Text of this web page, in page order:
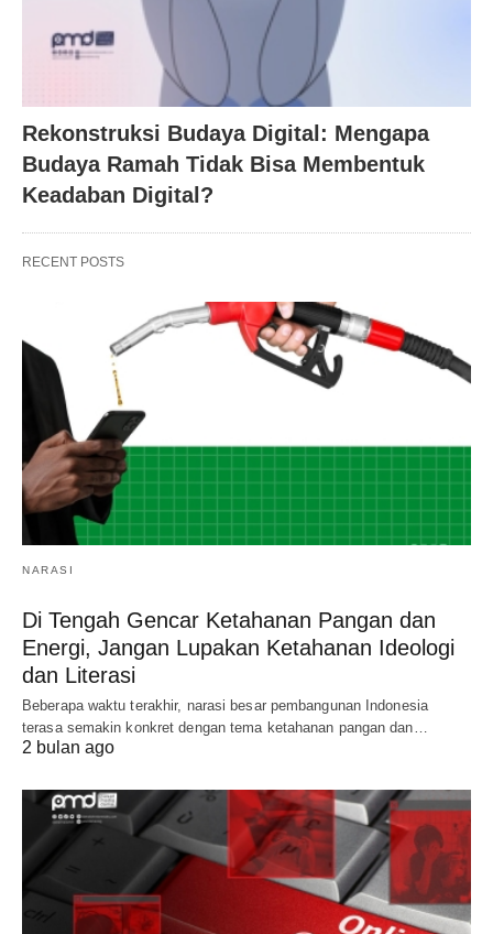
Rekonstruksi Budaya Digital: Mengapa
Budaya Ramah Tidak Bisa Membentuk
Keadaban Digital?
RECENT POSTS
NARASI
Di Tengah Gencar Ketahanan Pangan dan
Energi, Jangan Lupakan Ketahanan Ideologi
dan Literasi
Beberapa waktu terakhir, narasi besar pembangunan Indonesia
terasa semakin konkret dengan tema ketahanan pangan dan…
2 bulan ago